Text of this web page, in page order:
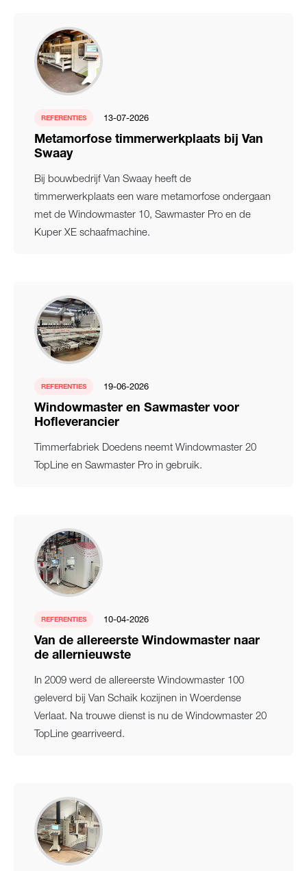
REFERENTIES 13-07-2026
Metamorfose timmerwerkplaats bij Van
Swaay
Bij bouwbedrijf Van Swaay heeft de
timmerwerkplaats een ware metamorfose ondergaan
met de Windowmaster 10, Sawmaster Pro en de
Kuper XE schaafmachine.
REFERENTIES 19-06-2026
Windowmaster en Sawmaster voor
Hofleverancier
Timmerfabriek Doedens neemt Windowmaster 20
TopLine en Sawmaster Pro in gebruik.
REFERENTIES 10-04-2026
Van de allereerste Windowmaster naar
de allernieuwste
In 2009 werd de allereerste Windowmaster 100
geleverd bij Van Schaik kozijnen in Woerdense
Verlaat. Na trouwe dienst is nu de Windowmaster 20
TopLine gearriveerd.